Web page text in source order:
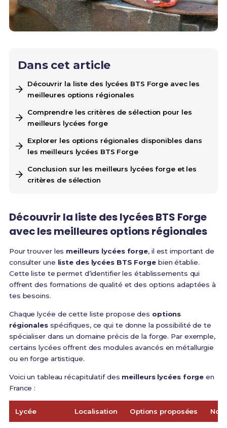
Dans cet article
Découvrir la liste des lycées BTS Forge avec les
meilleures options régionales
Comprendre les critères de sélection pour les
meilleurs lycées forge
Explorer les options régionales disponibles dans
les meilleurs lycées BTS Forge
Conclusion sur les meilleurs lycées forge et les
critères de sélection
Découvrir la liste des lycées BTS Forge
avec les meilleuresoptions régionales
Pour trouver les meilleurs lycées forge, il est important de
consulter une liste des lycées BTS Forgebien établie.
Cette liste te permet d’identifier les établissements qui
offrent des formations de qualité et des options adaptées à
tes besoins.
Chaque lycée de cette liste propose des options
régionalesspécifiques, ce qui te donne la possibilité de te
spécialiser dans un domaine précis de la forge. Par exemple,
certains lycées offrent des modules avancés en métallurgie
ou en forge artistique.
Voici un tableau récapitulatif des meilleurs lycées forge en
France :
Lycée Localisation Options proposées